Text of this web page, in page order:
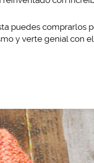
puedes comprarlos
y verte genial con